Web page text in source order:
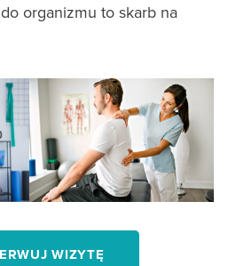
organizmu to skarb na
WIZYTĘ